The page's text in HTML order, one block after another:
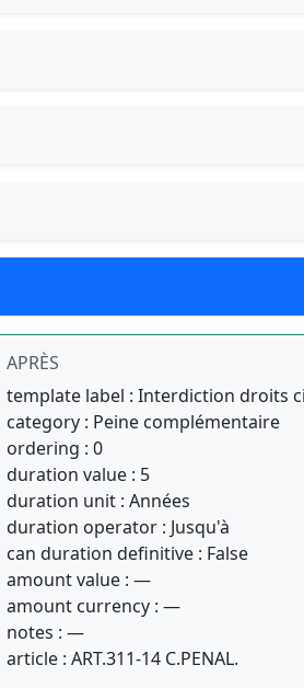
APRÈS
template label : Interdiction droits
category : Peine complémentaire
ordering : 0
duration value : 5
duration unit : Années
duration operator : Jusqu'à
can duration definitive : False
amount value : —
amount currency : —
notes : —
article : ART.311-14 C.PENAL.